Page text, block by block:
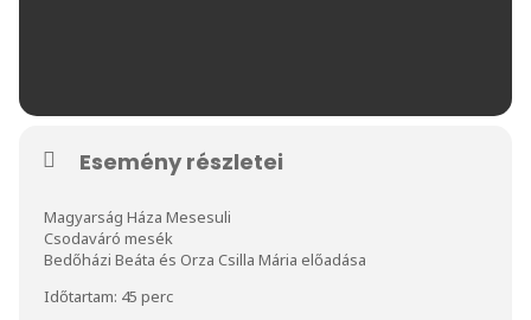
Esemény részletei
Magyarság Háza Mesesuli
Csodaváró mesék
Bedőházi Beáta és Orza Csilla Mária előadása
Időtartam: 45 perc